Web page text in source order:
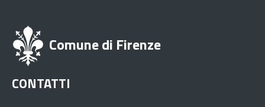
Comune di Firenze
CONTATTI